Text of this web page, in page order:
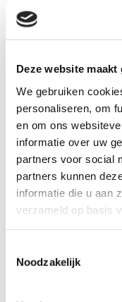
Deze website
We gebruiken
personaliseren, om
en om ons
informatie over uw
partners voor social
partners kunnen
informatie die u aan
verzameld op basis
Noodzakelijk